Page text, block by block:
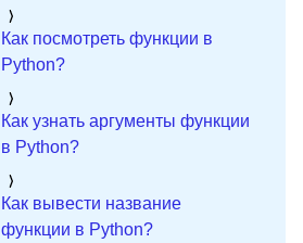
Как посмотреть функции в
Python?
Как узнать аргументы функции
в Python?
Как вывести название
функции в Python?